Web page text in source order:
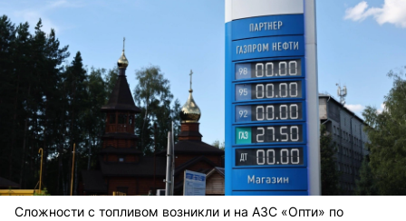
Сложности с топливом возникли и на АЗС «Опти» по